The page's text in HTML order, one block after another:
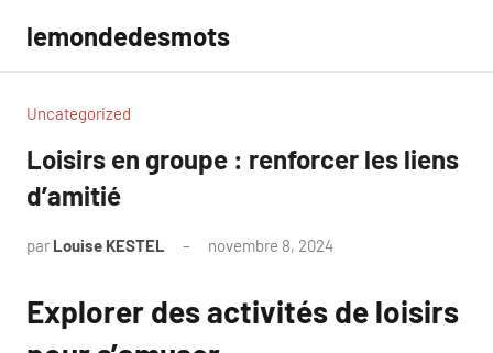
contenu
lemondedesmots
Uncategorized
Loisirs en groupe : renforcer les liens
d’amitié
par Louise KESTEL novembre 8, 2024
Explorer des activités de loisirs